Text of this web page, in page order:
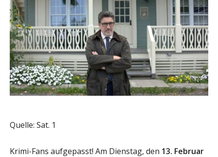
Quelle: Sat. 1
Krimi-Fans aufgepasst! Am Dienstag, den 13. Februar